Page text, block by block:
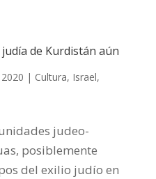
de Kurdistán aún
| Cultura, Israel,
judeo-
posiblemente
del exilio judío en